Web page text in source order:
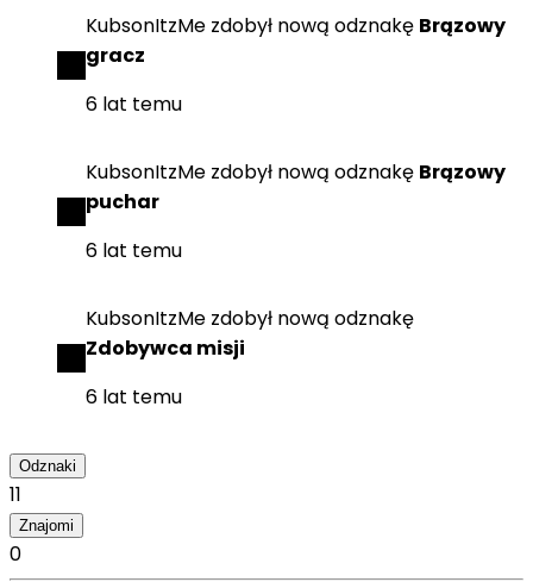
KubsonItzMe zdobył nową odznakę Brązowy
gracz
6 lat temu
KubsonItzMe zdobył nową odznakę Brązowy
puchar
6 lat temu
KubsonItzMe zdobył nową odznakę
Zdobywca misji
6 lat temu
Odznaki
11
Znajomi
0